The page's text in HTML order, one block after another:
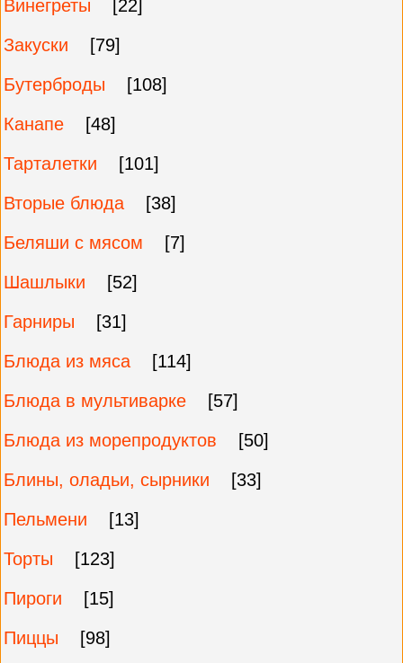
Винегреты
[22]
Закуски
[79]
Бутерброды
[108]
Канапе
[48]
Тарталетки
[101]
Вторые блюда
[38]
Беляши с мясом
[7]
Шашлыки
[52]
Гарниры
[31]
Блюда из мяса
[114]
Блюда в мультиварке
[57]
Блюда из морепродуктов
[50]
Блины, оладьи, сырники
[33]
Пельмени
[13]
Торты
[123]
Пироги
[15]
Пиццы
[98]